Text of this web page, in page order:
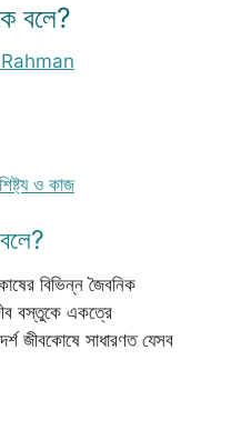
বলে?
ও কাজ
বিভিন্ন জৈবনিক
বস্তুকে একত্রে
জীবকোষে সাধারণত যেসব